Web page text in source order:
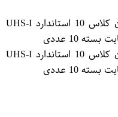
کارت حافظه microSDXC هایک ویژن کلاس 10 استاندارد UHS-I
کارت حافظه microSDXC هایک ویژن کلاس 10 استاندارد UHS-I